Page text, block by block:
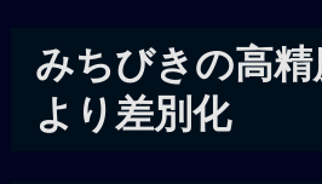
みちびきの高精
より差別化